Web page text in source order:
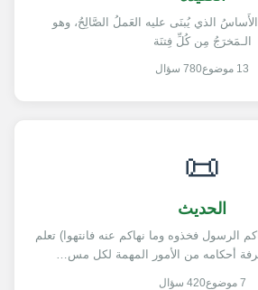
الذي يُبنَى عليه العَملُ الصَّالِحُ، وهو
الـمَخرَجُ مِن كُلِّ فِتنَة
13 موضوع 780 سؤال
📜
الحديث
الرسول فخذوه وما نهاكم عنه فانتهوا) تعلم
أحكامه من الأمور المهمة لكل مس…
7 موضوع 420 سؤال